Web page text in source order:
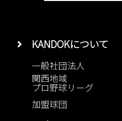
KANDOKについて
一般社団法人
関西地域
プロ野球リーグ
加盟球団